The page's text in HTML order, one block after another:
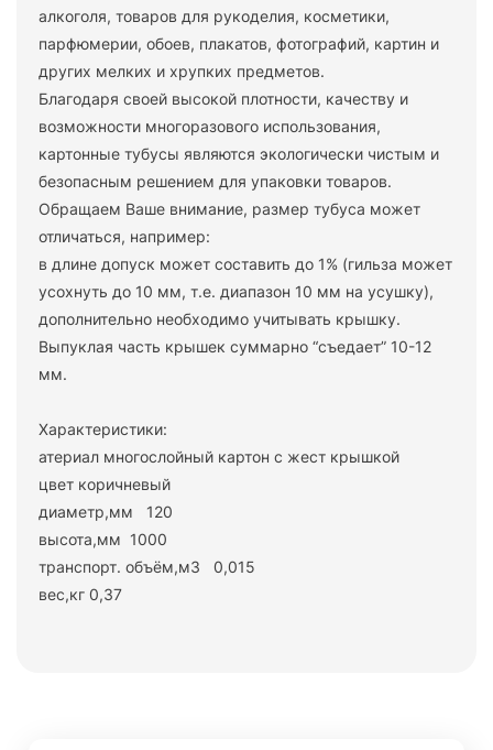
алкоголя, товаров для рукоделия, косметики,
парфюмерии, обоев, плакатов, фотографий, картин и
других мелких и хрупких предметов.
Благодаря своей высокой плотности, качеству и
возможности многоразового использования,
картонные тубусы являются экологически чистым и
безопасным решением для упаковки товаров.
Обращаем Ваше внимание, размер тубуса может
отличаться, например:
в длине допуск может составить до 1% (гильза может
усохнуть до 10 мм, т.е. диапазон 10 мм на усушку),
дополнительно необходимо учитывать крышку.
Выпуклая часть крышек суммарно “съедает” 10-12
мм.
Характеристики:
атериал многослойный картон с жест крышкой
цвет коричневый
диаметр,мм 120
высота,мм 1000
транспорт. объём,м3 0,015
вес,кг 0,37